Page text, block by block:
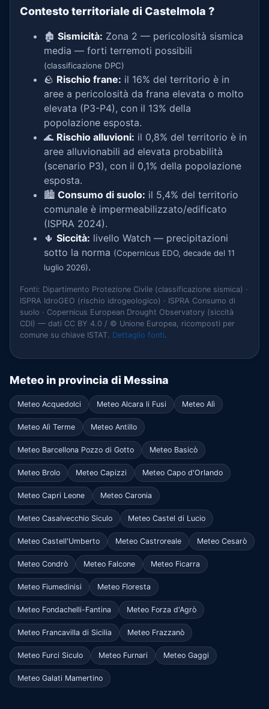
Contesto territoriale di Castelmola ?
🏚️ Sismicità: Zona 2 — pericolosità sismica
media — forti terremoti possibili
(classificazione DPC)
🪨 Rischio frane: il 16% del territorio è in
aree a pericolosità da frana elevata o molto
elevata (P3-P4), con il 13% della
popolazione esposta.
🌊 Rischio alluvioni: il 0,8% del territorio è in
aree alluvionabili ad elevata probabilità
(scenario P3), con il 0,1% della popolazione
esposta.
🏙️ Consumo di suolo: il 5,4% del territorio
comunale è impermeabilizzato/edificato
(ISPRA 2024).
🌵 Siccità: livello Watch — precipitazioni
sotto la norma (Copernicus EDO, decade del 11
luglio 2026).
Fonti: Dipartimento Protezione Civile (classificazione sismica) ·
ISPRA IdroGEO (rischio idrogeologico) · ISPRA Consumo di
suolo · Copernicus European Drought Observatory (siccità
CDI) — dati CC BY 4.0 / © Unione Europea, ricomposti per
comune su chiave ISTAT. Dettaglio fonti.
Meteo in provincia di Messina
Meteo Acquedolci Meteo Alcara li Fusi Meteo Alì
Meteo Alì Terme Meteo Antillo
Meteo Barcellona Pozzo di Gotto Meteo Basicò
Meteo Brolo Meteo Capizzi Meteo Capo d'Orlando
Meteo Capri Leone Meteo Caronia
Meteo Casalvecchio Siculo Meteo Castel di Lucio
Meteo Castell'Umberto Meteo Castroreale Meteo Cesarò
Meteo Condrò Meteo Falcone Meteo Ficarra
Meteo Fiumedinisi Meteo Floresta
Meteo Fondachelli-Fantina Meteo Forza d'Agrò
Meteo Francavilla di Sicilia Meteo Frazzanò
Meteo Furci Siculo Meteo Furnari Meteo Gaggi
Meteo Galati Mamertino